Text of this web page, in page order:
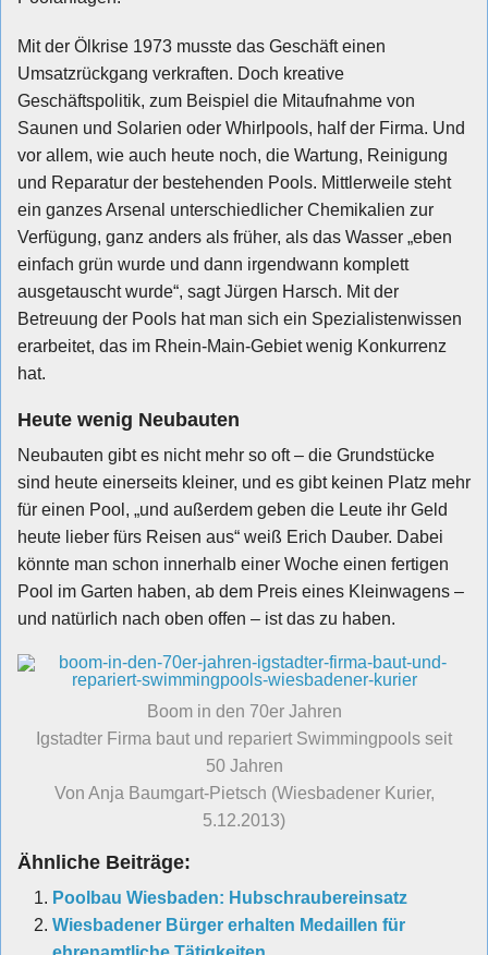
Mit der Ölkrise 1973 musste das Geschäft einen
Umsatzrückgang verkraften. Doch kreative
Geschäftspolitik, zum Beispiel die Mitaufnahme von
Saunen und Solarien oder Whirlpools, half der Firma. Und
vor allem, wie auch heute noch, die Wartung, Reinigung
und Reparatur der bestehenden Pools. Mittlerweile steht
ein ganzes Arsenal unterschiedlicher Chemikalien zur
Verfügung, ganz anders als früher, als das Wasser „eben
einfach grün wurde und dann irgendwann komplett
ausgetauscht wurde“, sagt Jürgen Harsch. Mit der
Betreuung der Pools hat man sich ein Spezialistenwissen
erarbeitet, das im Rhein-Main-Gebiet wenig Konkurrenz
hat.
Heute wenig Neubauten
Neubauten gibt es nicht mehr so oft – die Grundstücke
sind heute einerseits kleiner, und es gibt keinen Platz mehr
für einen Pool, „und außerdem geben die Leute ihr Geld
heute lieber fürs Reisen aus“ weiß Erich Dauber. Dabei
könnte man schon innerhalb einer Woche einen fertigen
Pool im Garten haben, ab dem Preis eines Kleinwagens –
und natürlich nach oben offen – ist das zu haben.
Boom in den 70er Jahren
Igstadter Firma baut und repariert Swimmingpools seit
50 Jahren
Von Anja Baumgart-Pietsch (Wiesbadener Kurier,
5.12.2013)
Ähnliche Beiträge:
Poolbau Wiesbaden: Hubschraubereinsatz
Wiesbadener Bürger erhalten Medaillen für